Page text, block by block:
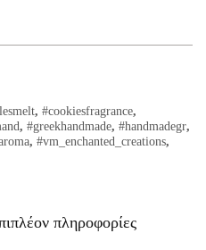
, #cookiesfragrance,
, #greekhandmade, #handmadegr,
, #vm_enchanted_creations,
πληροφορίες